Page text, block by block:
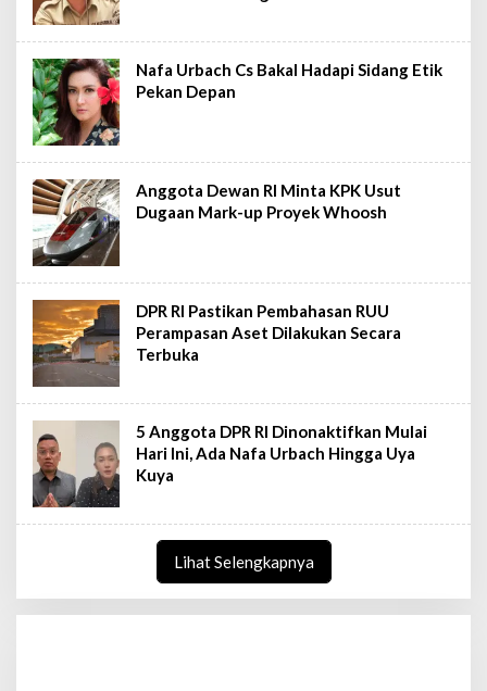
Nafa Urbach Cs Bakal Hadapi Sidang Etik
Pekan Depan
Anggota Dewan RI Minta KPK Usut
Dugaan Mark-up Proyek Whoosh
DPR RI Pastikan Pembahasan RUU
Perampasan Aset Dilakukan Secara
Terbuka
5 Anggota DPR RI Dinonaktifkan Mulai
Hari Ini, Ada Nafa Urbach Hingga Uya
Kuya
Lihat Selengkapnya